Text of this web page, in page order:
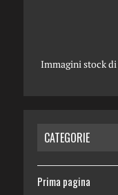
Immagini stock di
CATEGORIE
Prima pagina